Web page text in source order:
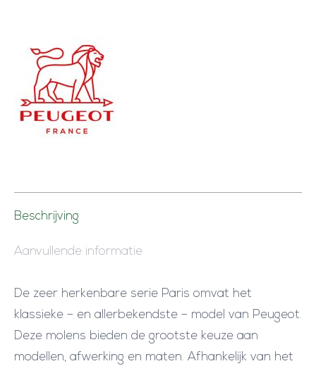
Beschrijving
Aanvullende informatie
De zeer herkenbare serie Paris omvat het
klassieke – en allerbekendste – model van Peugeot.
Deze molens bieden de grootste keuze aan
modellen, afwerking en maten. Afhankelijk van het